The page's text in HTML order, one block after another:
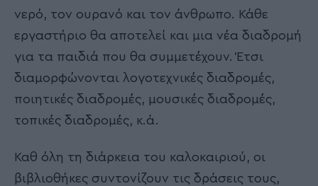
νερό, τον ουρανό και τον άνθρωπο. Κάθε
εργαστήριο θα αποτελεί και μια νέα διαδρομή
για τα παιδιά που θα συμμετέχουν. Έτσι
διαμορφώνονται λογοτεχνικές διαδρομές,
ποιητικές διαδρομές, μουσικές διαδρομές,
τοπικές διαδρομές, κ.ά.
Καθ όλη τη διάρκεια του καλοκαιριού, οι
βιβλιοθήκες συντονίζουν τις δράσεις τους,